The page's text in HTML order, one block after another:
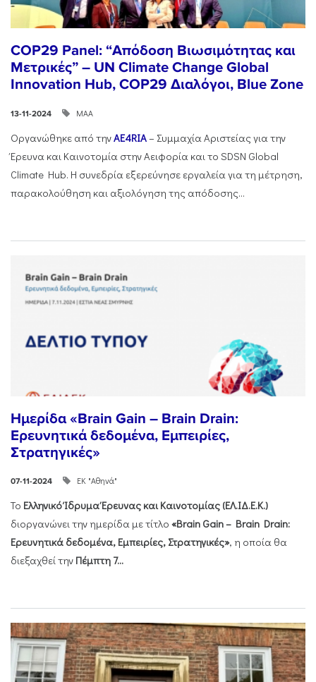
COP29 Panel: “Απόδοση Βιωσιμότητας και
Μετρικές” – UN Climate Change Global
Innovation Hub, COP29 Διαλόγοι, Blue Zone
13-11-2024 ΜΑΑ
Οργανώθηκε από τηνAE4RIA– Συμμαχία Αριστείας για την
Έρευνα και Καινοτομία στην Αειφορία και το SDSN Global
Climate Hub. Η συνεδρία εξερεύνησε εργαλεία για τη μέτρηση,
παρακολούθηση και αξιολόγηση της απόδοσης...
Ημερίδα «Brain Gain – Brain Drain:
Ερευνητικά δεδομένα, Εμπειρίες,
Στρατηγικές»
07-11-2024 ΕΚ "Αθηνά"
Το Ελληνικό Ίδρυμα Έρευνας και Καινοτομίας (ΕΛ.ΙΔ.Ε.Κ.)
διοργανώνει την ημερίδα με τίτλο «Brain Gain – Brain Drain:
Ερευνητικά δεδομένα, Εμπειρίες, Στρατηγικές», η οποία θα
διεξαχθεί την Πέμπτη 7...